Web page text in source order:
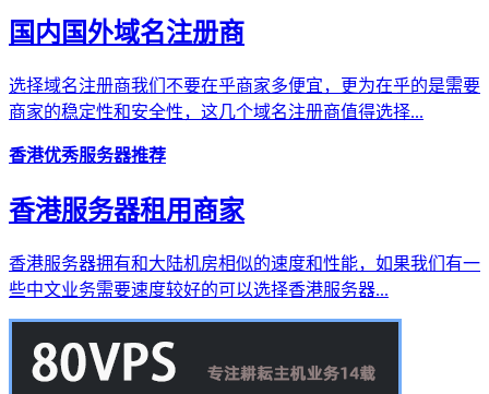
国内国外域名注册商
选择域名注册商我们不要在乎商家多便宜，更为在乎的是需要
商家的稳定性和安全性，这几个域名注册商值得选择...
香港优秀服务器推荐
香港服务器租用商家
香港服务器拥有和大陆机房相似的速度和性能，如果我们有一
些中文业务需要速度较好的可以选择香港服务器...